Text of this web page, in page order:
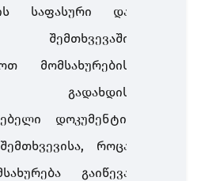
საფასური და
შემთხვევაში
მომსახურების
გადახდის
დოკუმენტი,
როცა
გაიწევა